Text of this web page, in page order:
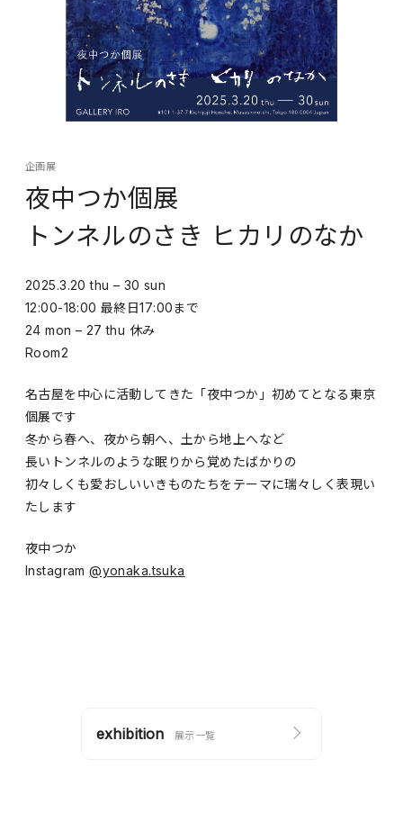
企画展
夜中つか個展
トンネルのさき ヒカリのなか
2025.3.20 thu – 30 sun
12:00-18:00 最終日17:00まで
24 mon – 27 thu 休み
Room2
名古屋を中心に活動してきた「夜中つか」初めてとなる東京
個展です
冬から春へ、夜から朝へ、土から地上へなど
長いトンネルのような眠りから覚めたばかりの
初々しくも愛おしいいきものたちをテーマに瑞々しく表現い
たします
夜中つか
Instagram@yonaka.tsuka
exhibition 展示一覧